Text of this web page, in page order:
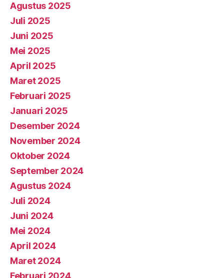
Agustus 2025
Juli 2025
Juni 2025
Mei 2025
April 2025
Maret 2025
Februari 2025
Januari 2025
Desember 2024
November 2024
Oktober 2024
September 2024
Agustus 2024
Juli 2024
Juni 2024
Mei 2024
April 2024
Maret 2024
Februari 2024